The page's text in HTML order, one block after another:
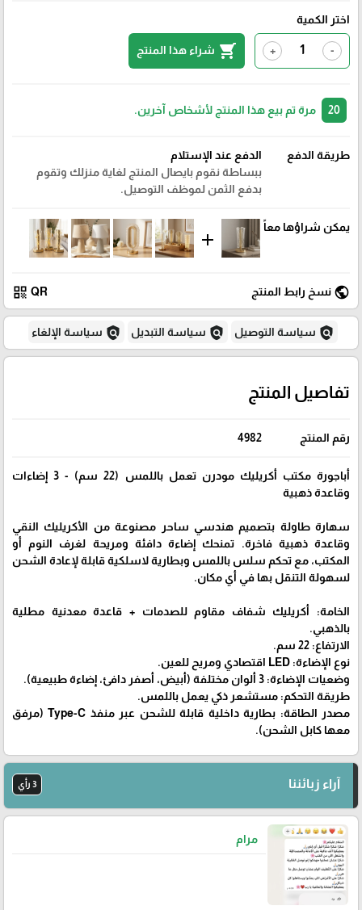
اختر الكمية
-
+
shopping_cart شراء هذا المنتج
مرة تم بيع هذا المنتج لأشخاص آخرين.
طريقة الدفع
الدفع عند الإستلام
ببساطة نقوم بايصال المنتج لغاية منزلك وتقوم
بدفع الثمن لموظف التوصيل.
يمكن شراؤها معاً
add
public نسخ رابط المنتج QR
qr_code
policy سياسة التوصيل policy سياسة التبديل policy سياسة الإلغاء
تفاصيل المنتج
رقم المنتج 4982
أباجورة مكتب أكريليك مودرن تعمل باللمس (22 سم) - 3 إضاءات
وقاعدة ذهبية
سهارة طاولة بتصميم هندسي ساحر مصنوعة من الأكريليك النقي
وقاعدة ذهبية فاخرة. تمنحك إضاءة دافئة ومريحة لغرف النوم أو
المكتب، مع تحكم سلس باللمس وبطارية لاسلكية قابلة لإعادة الشحن
لسهولة التنقل بها في أي مكان.
الخامة: أكريليك شفاف مقاوم للصدمات + قاعدة معدنية مطلية
بالذهبي.
الارتفاع: 22 سم.
نوع الإضاءة: LED اقتصادي ومريح للعين.
وضعيات الإضاءة: 3 ألوان مختلفة (أبيض، أصفر دافئ، إضاءة طبيعية).
طريقة التحكم: مستشعر ذكي يعمل باللمس.
مصدر الطاقة: بطارية داخلية قابلة للشحن عبر منفذ Type-C (مرفق
معها كابل الشحن).
آراء زبائننا 3 رأي
مرام